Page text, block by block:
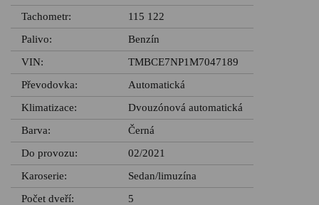
Tachometr:
115 122
Palivo:
Benzín
VIN:
TMBCE7NP1M7047189
Převodovka:
Automatická
Klimatizace:
Dvouzónová automatická
Barva:
Černá
Do provozu:
02/2021
Karoserie:
Sedan/limuzína
Počet dveří:
5